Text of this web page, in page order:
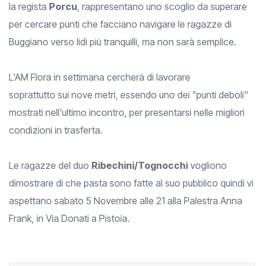
la regista Porcu, rappresentano uno scoglio da superare
per cercare punti che facciano navigare le ragazze di
Buggiano verso lidi più tranquilli, ma non sarà semplice.
L'AM Flora in settimana cercherà di lavorare
soprattutto sui nove metri, essendo uno dei “punti deboli"
mostrati nell'ultimo incontro, per presentarsi nelle migliori
condizioni in trasferta.
Le ragazze del duo Ribechini/Tognocchi vogliono
dimostrare di che pasta sono fatte al suo pubblico quindi vi
aspettano sabato 5 Novembre alle 21 alla Palestra Anna
Frank, in Via Donati a Pistoia.